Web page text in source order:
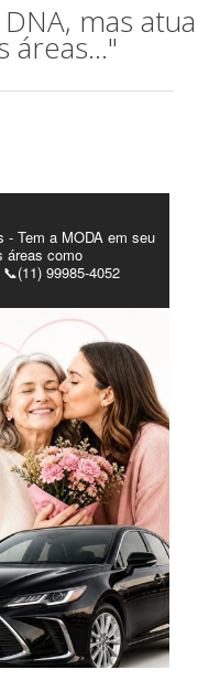
mas atua
áreas..."
- Tem a MODA em seu
áreas como
99985-4052